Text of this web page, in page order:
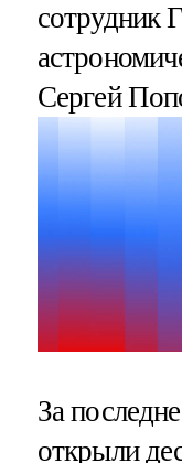
сотрудник
Сергей
За
открыли